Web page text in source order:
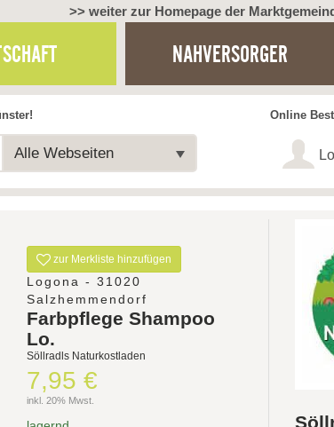
>> weiter zur Homepage der
NAHVERSORGER
Alle Webseiten
Online
zur Merkliste hinzufügen
Logona - 31020
Salzhemmendorf
Farbpflege Shampoo
Lo.
Söllradls Naturkostladen
7,95 €
inkl. 20% Mwst.